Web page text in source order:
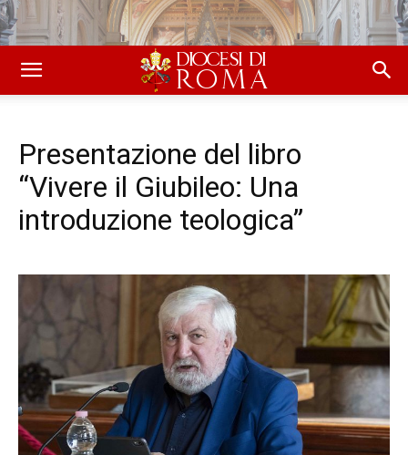
Presentazione del libro
“Vivere il Giubileo: Una
introduzione teologica”